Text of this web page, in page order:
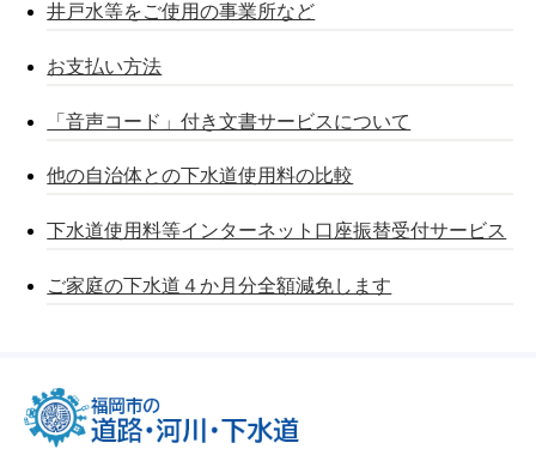
井戸水等をご使用の事業所など
お支払い方法
「音声コード」付き文書サービスについて
他の自治体との下水道使用料の比較
下水道使用料等インターネット口座振替受付サービス
ご家庭の下水道４か月分全額減免します